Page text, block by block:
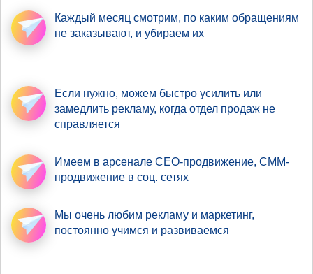
Каждый месяц смотрим, по каким обращениям
не заказывают, и убираем их
Если нужно, можем быстро усилить или
замедлить рекламу, когда отдел продаж не
справляется
Имеем в арсенале СЕО-продвижение, СММ-
продвижение в соц. сетях
Мы очень любим рекламу и маркетинг,
постоянно учимся и развиваемся